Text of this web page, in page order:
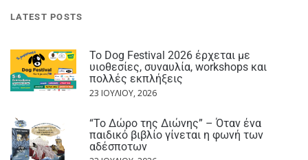
LATEST POSTS
Το Dog Festival 2026 έρχεται με
υιοθεσίες, συναυλία, workshops και
πολλές εκπλήξεις
23 ΙΟΥΛΊΟΥ, 2026
“Το Δώρο της Διώνης” – Όταν ένα
παιδικό βιβλίο γίνεται η φωνή των
αδέσποτων